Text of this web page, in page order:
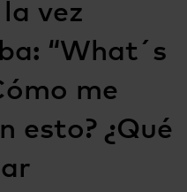
vez
“What´s
me
esto? ¿Qué